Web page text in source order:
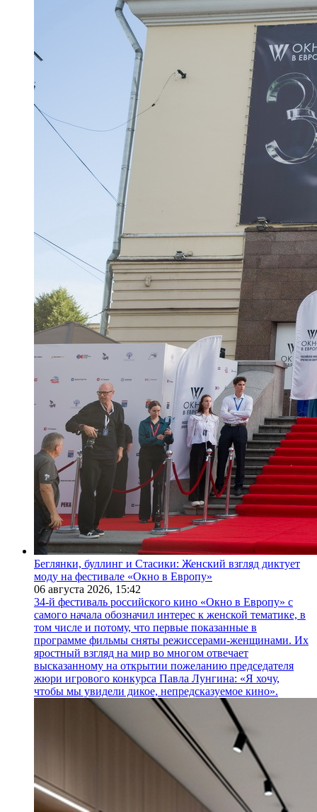
Беглянки, буллинг и Стасики: Женский взгляд диктует
моду на фестивале «Окно в Европу»
06 августа 2026, 15:42
34-й фестиваль российского кино «Окно в Европу» с
самого начала обозначил интерес к женской тематике, в
том числе и потому, что первые показанные в
программе фильмы сняты режиссерами-женщинами. Их
яростный взгляд на мир во многом отвечает
высказанному на открытии пожеланию председателя
жюри игрового конкурса Павла Лунгина: «Я хочу,
чтобы мы увидели дикое, непредсказуемое кино».